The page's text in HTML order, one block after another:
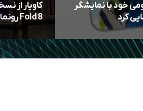
خود با نمایشگر
کرد
Fold 8 رونمایی کرد + تصویر